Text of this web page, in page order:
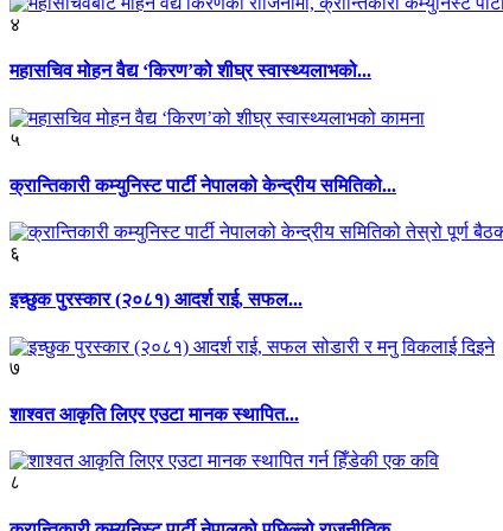
४
महासचिव मोहन वैद्य ‘किरण’को शीघ्र स्वास्थ्यलाभको...
५
क्रान्तिकारी कम्युनिस्ट पार्टी नेपालको केन्द्रीय समितिको...
६
इच्छुक पुरस्कार (२०८१) आदर्श राई, सफल...
७
शाश्वत आकृति लिएर एउटा मानक स्थापित...
८